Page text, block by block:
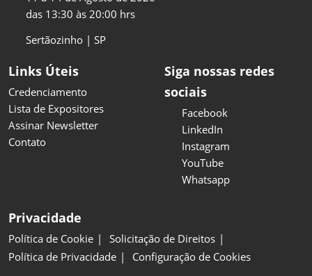
das 13:30 às 20:00 hrs
Sertãozinho | SP
Links Úteis
Credenciamento
Lista de Expositores
Assinar Newsletter
Contato
Siga nossas redes
sociais
Facebook
LinkedIn
Instagram
YouTube
Whatsapp
Privacidade
Política de Cookie
Solicitação de Direitos
Política de Privacidade
Configuração de Cookies